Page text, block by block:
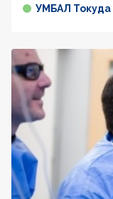
УМБАЛ Токуда